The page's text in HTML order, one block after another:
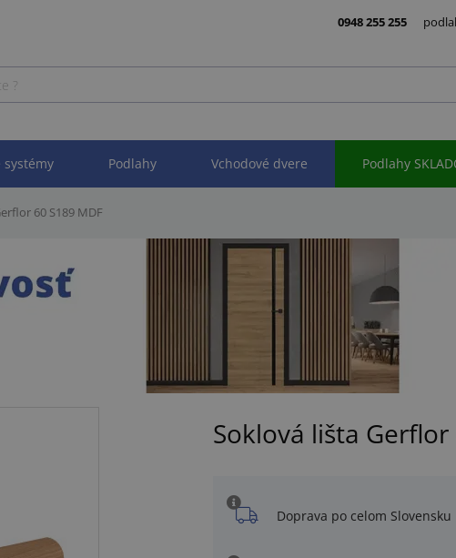
0948 255 255
systémy Podlahy Vchodové dvere Podlahy
60 S189 MDF
Soklová lišta Gerflor
Doprava po celom Slovensku